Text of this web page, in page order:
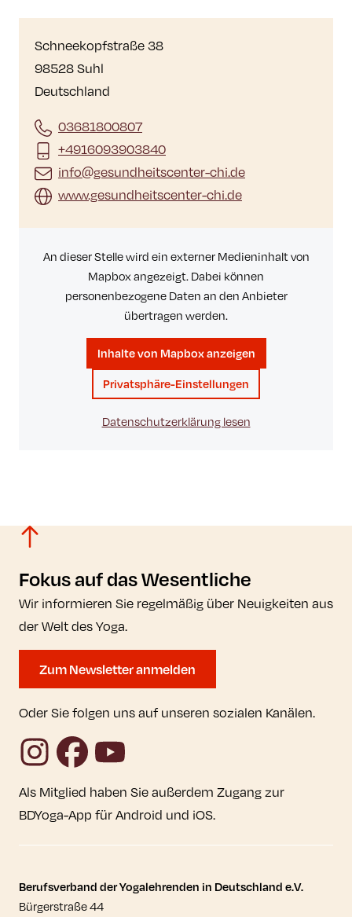
Schneekopfstraße 38
98528 Suhl
Deutschland
03681800807
+4916093903840
info@gesundheitscenter-chi.de
www.gesundheitscenter-chi.de
An dieser Stelle wird ein externer Medieninhalt von
Mapbox angezeigt. Dabei können
personenbezogene Daten an den Anbieter
übertragen werden.
Inhalte von Mapbox anzeigen
Privatsphäre-Einstellungen
Datenschutzerklärung lesen
Fokus auf das Wesentliche
Wir informieren Sie regelmäßig über Neuigkeiten aus
der Welt des Yoga.
Zum Newsletter anmelden
Oder Sie folgen uns auf unseren sozialen Kanälen.
InstagramFacebookYouTube
Als Mitglied haben Sie außerdem Zugang zur
BDYoga-App für Android und iOS.
Kontaktdaten und weitere Links
Berufsverband der Yogalehrenden in Deutschland e.V.
Bürgerstraße 44